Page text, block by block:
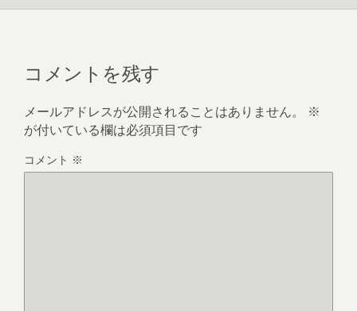
コメントを残す
メールアドレスが公開されることはありません。
※
が付いている欄は必須項目です
コメント ※